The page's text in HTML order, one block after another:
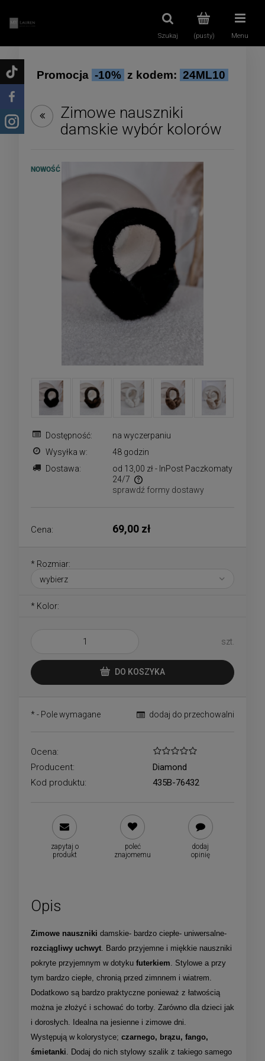
(pusty)
Szukaj Menu
Promocja -10% z kodem: 24ML10
Zimowe nauszniki
damskie wybór kolorów
NOWOŚĆ
Dostępność:
na wyczerpaniu
Wysyłka w:
48 godzin
Dostawa:
od 13,00 zł - InPost Paczkomaty
24/7
Cena nie zawiera ewentualnych kosztów płatności
sprawdź formy dostawy
Cena: 69,00 zł
* Rozmiar:
* Kolor:
szt.
DO KOSZYKA
dodaj do przechowalni
* - Pole wymagane
Ocena:
Producent:
Diamond
Kod produktu:
435B-76432
zapytaj o
produkt
poleć
znajomemu
dodaj
opinię
Opis
Zimowe nauszniki damskie- bardzo ciepłe- uniwersalne-
rozciągliwy uchwyt . Bardo przyjemne i miękkie nauszniki
pokryte przyjemnym w dotyku futerkiem . Stylowe a przy
tym bardzo ciepłe, chronią przed zimnnem i wiatrem.
Dodatkowo są bardzo praktyczne ponieważ z łatwością
można je złożyć i schować do torby. Zarówno dla dzieci jak
i dorosłych. Idealna na jesienne i zimowe dni.
Występują w kolorystyce; czarnego, brązu, fango,
śmietanki . Dodaj do nich stylowy szalik z takiego samego